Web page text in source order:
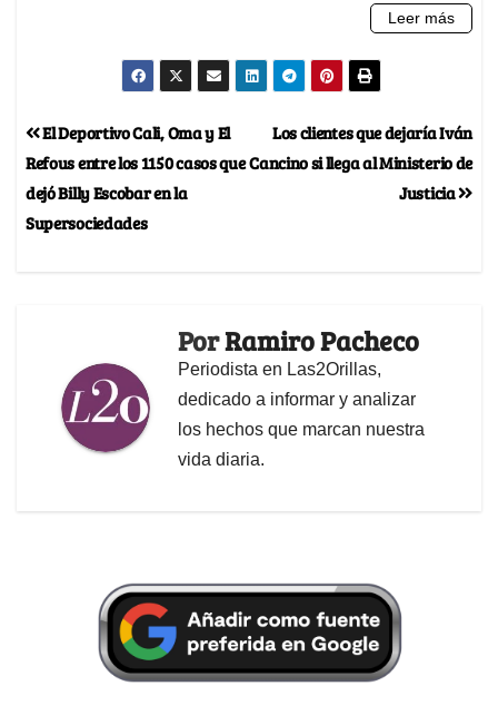
Los clientes que dejaría Iván
Cancino si llega al Ministerio de
Justicia
El Deportivo Cali, Oma y El
Refous entre los 1150 casos que
dejó Billy Escobar en la
Supersociedades
PorRamiro Pacheco
Periodista en Las2Orillas,
dedicado a informar y analizar
los hechos que marcan nuestra
vida diaria.